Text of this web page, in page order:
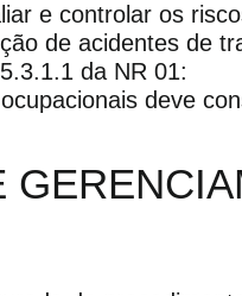
e controlar os
de acidentes de
da NR 01:
deve